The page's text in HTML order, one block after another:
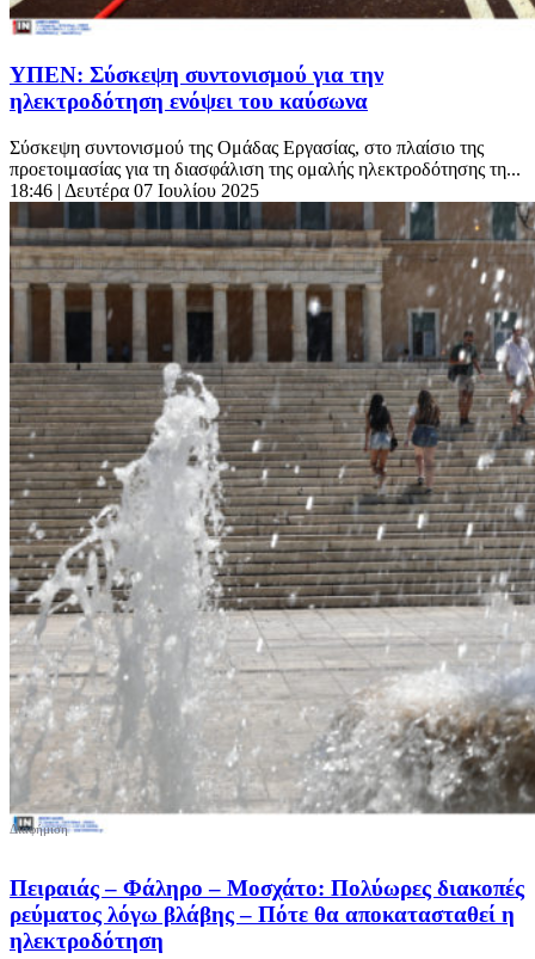
ΥΠΕΝ: Σύσκεψη συντονισμού για την
ηλεκτροδότηση ενόψει του καύσωνα
Σύσκεψη συντονισμού της Ομάδας Εργασίας, στο πλαίσιο της
προετοιμασίας για τη διασφάλιση της ομαλής ηλεκτροδότησης τη...
18:46 | Δευτέρα 07 Ιουλίου 2025
Πειραιάς – Φάληρο – Μοσχάτο: Πολύωρες διακοπές
ρεύματος λόγω βλάβης – Πότε θα αποκατασταθεί η
ηλεκτροδότηση